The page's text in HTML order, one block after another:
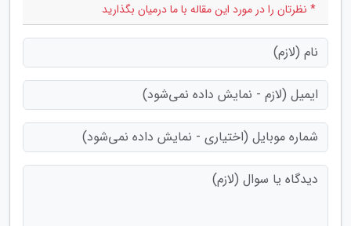
* نظرتان را در مورد این مقاله با ما درمیان بگذارید